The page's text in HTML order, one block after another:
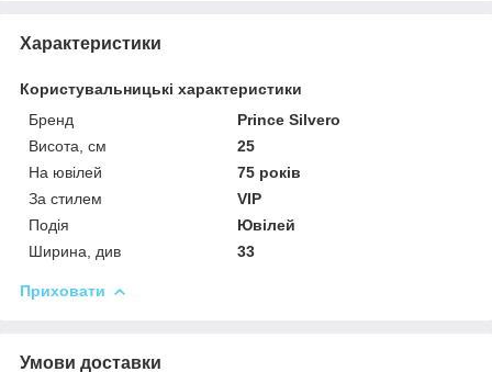
Характеристики
Користувальницькі характеристики
Бренд
Prince Silvero
Висота, см
25
На ювілей
75 років
За стилем
VIP
Подія
Ювілей
Ширина, див
33
Приховати
Умови доставки